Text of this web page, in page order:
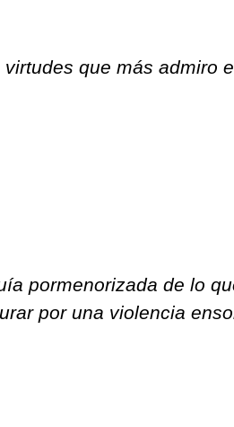
que más admiro
pormenorizada de lo
por una violencia